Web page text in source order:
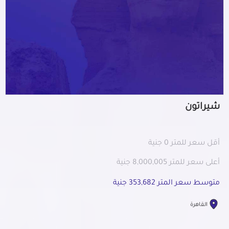
شيراتون
أقل سعر للمتر 0 جنية
أعلى سعر للمتر 8,000,005 جنية
متوسط سعر المتر 353,682 جنية
القاهرة